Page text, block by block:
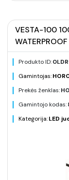
VESTA-100
Produkto ID:
Gamintojas:
Prekės ženklas:
Gamintojo kodas:
Kategorija:LED